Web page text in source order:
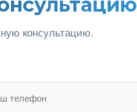
консультацию.